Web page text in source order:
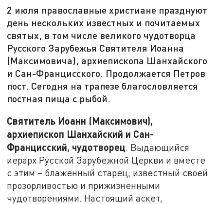
2 июля православные христиане празднуют
день нескольких известных и почитаемых
святых, в том числе великого чудотворца
Русского Зарубежья Святителя Иоанна
(Максимовича), архиепископа Шанхайского
и Сан-Францисского. Продолжается Петров
пост. Сегодня на трапезе благословляется
постная пища с рыбой.
Святитель Иоанн (Максимович),
архиепископ Шанхайский и Сан-
Францисский, чудотворец. Выдающийся
иерарх Русской Зарубежной Церкви и вместе
с этим – блаженный старец, известный своей
прозорливостью и прижизненными
чудотворениями. Настоящий аскет,